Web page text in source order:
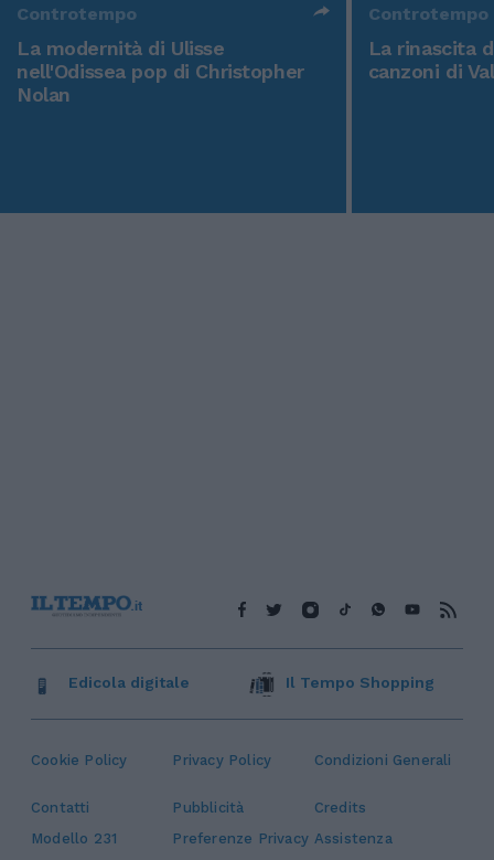
Controtempo
La modernità di Ulisse
nell'Odissea pop di Christopher
Nolan
Controtempo
La rinascita
canzoni di
Cookie Policy Privacy Policy Condizioni Generali
Contatti Pubblicità
Credits
Modello 231
Preferenze Privacy Assistenza
Edicola digitale Il Tempo Shopping